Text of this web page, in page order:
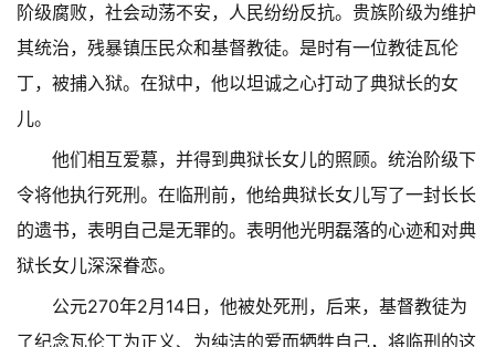
阶级腐败，社会动荡不安，人民纷纷反抗。贵族阶级为维护
其统治，残暴镇压民众和基督教徒。是时有一位教徒瓦伦
丁，被捕入狱。在狱中，他以坦诚之心打动了典狱长的女
儿。
他们相互爱慕，并得到典狱长女儿的照顾。统治阶级下
令将他执行死刑。在临刑前，他给典狱长女儿写了一封长长
的遗书，表明自己是无罪的。表明他光明磊落的心迹和对典
狱长女儿深深眷恋。
公元270年2月14日，他被处死刑，后来，基督教徒为
了纪念瓦伦丁为正义、为纯洁的爱而牺牲自己，将临刑的这